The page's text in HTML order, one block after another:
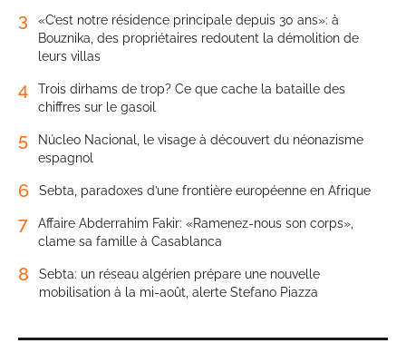
3
«C’est notre résidence principale depuis 30 ans»: à
Bouznika, des propriétaires redoutent la démolition de
leurs villas
4
Trois dirhams de trop? Ce que cache la bataille des
chiffres sur le gasoil
5
Núcleo Nacional, le visage à découvert du néonazisme
espagnol
6 Sebta, paradoxes d’une frontière européenne en Afrique
7
Affaire Abderrahim Fakir: «Ramenez-nous son corps»,
clame sa famille à Casablanca
8
Sebta: un réseau algérien prépare une nouvelle
mobilisation à la mi-août, alerte Stefano Piazza